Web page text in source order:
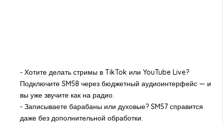
- Хотите делать стримы в TikTok или YouTube Live?
Подключите SM58 через бюджетный аудиоинтерфейс — и
вы уже звучите как на радио.
- Записываете барабаны или духовые? SM57 справится
даже без дополнительной обработки.